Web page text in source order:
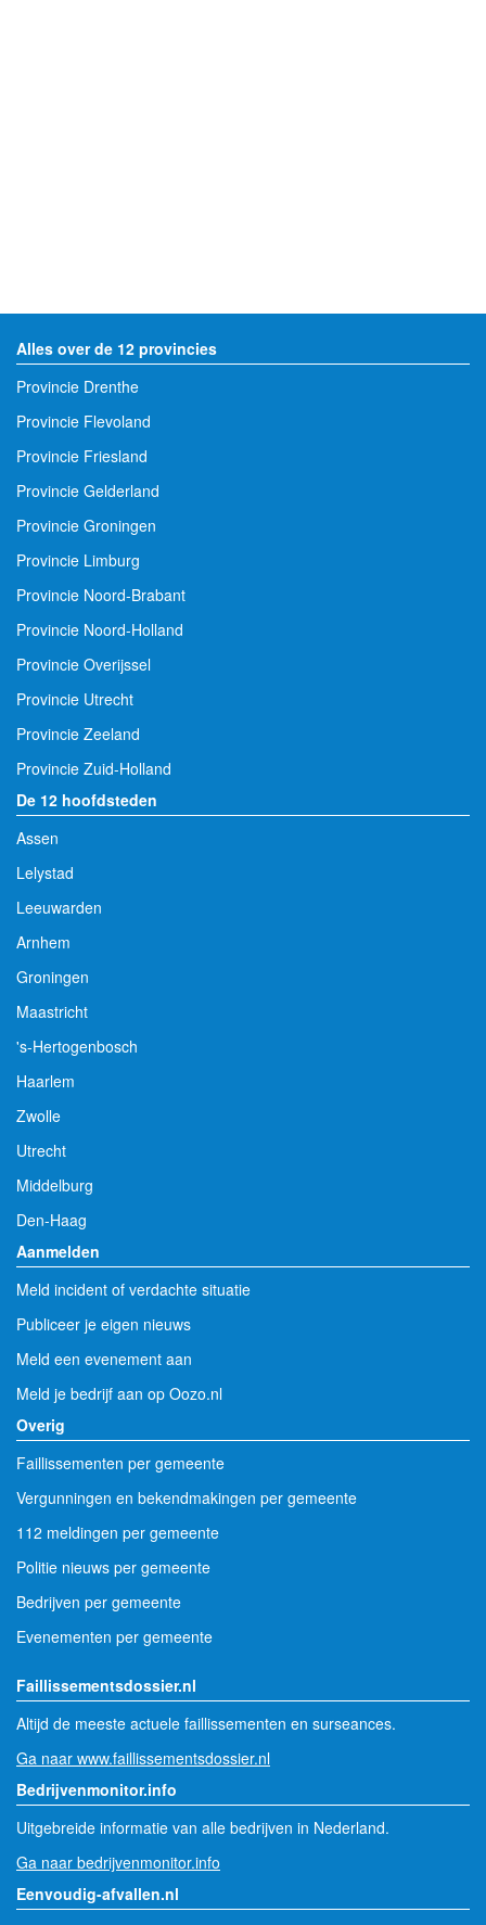
Alles over de 12 provincies
Provincie Drenthe
Provincie Flevoland
Provincie Friesland
Provincie Gelderland
Provincie Groningen
Provincie Limburg
Provincie Noord-Brabant
Provincie Noord-Holland
Provincie Overijssel
Provincie Utrecht
Provincie Zeeland
Provincie Zuid-Holland
De 12 hoofdsteden
Assen
Lelystad
Leeuwarden
Arnhem
Groningen
Maastricht
's-Hertogenbosch
Haarlem
Zwolle
Utrecht
Middelburg
Den-Haag
Aanmelden
Meld incident of verdachte situatie
Publiceer je eigen nieuws
Meld een evenement aan
Meld je bedrijf aan op Oozo.nl
Overig
Faillissementen per gemeente
Vergunningen en bekendmakingen per gemeente
112 meldingen per gemeente
Politie nieuws per gemeente
Bedrijven per gemeente
Evenementen per gemeente
Faillissementsdossier.nl
Altijd de meeste actuele faillissementen en surseances.
Ga naar www.faillissementsdossier.nl
Bedrijvenmonitor.info
Uitgebreide informatie van alle bedrijven in Nederland.
Ga naar bedrijvenmonitor.info
Eenvoudig-afvallen.nl